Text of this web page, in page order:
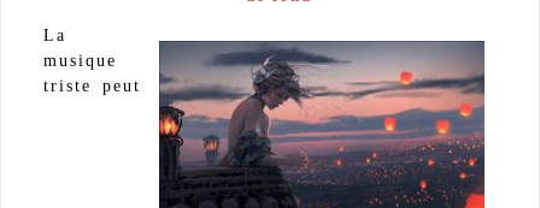
La
musique
triste peut